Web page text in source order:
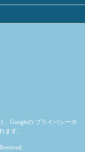
、Googleの プライバシーポ
ます。